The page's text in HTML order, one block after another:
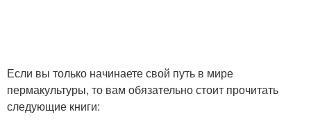
Если вы только начинаете свой путь в мире
пермакультуры, то вам обязательно стоит прочитать
следующие книги: